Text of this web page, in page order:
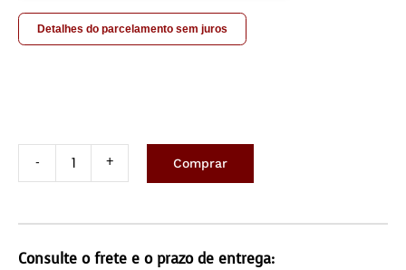
Detalhes do parcelamento sem juros
2,0x2,5m
-
Comprar
Consulte o frete e o prazo de entrega: